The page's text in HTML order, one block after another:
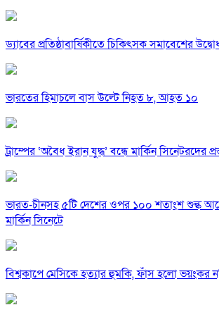
ড্যাবের প্রতিষ্ঠাবার্ষিকীতে চিকিৎসক সমাবেশের
ভারতের হিমাচলে বাস উল্টে নিহত ৮, আহত ১০
ট্রাম্পের ‘অবৈধ ইরান যুদ্ধ’ বন্ধে মার্কিন সিনেটরদের
ভারত-চীনসহ ৫টি দেশের ওপর ১০০ শতাংশ শুল্ক
মার্কিন সিনেটে
বিশ্বকাপে মেসিকে হত্যার হুমকি, ফাঁস হলো ভয়ংকর